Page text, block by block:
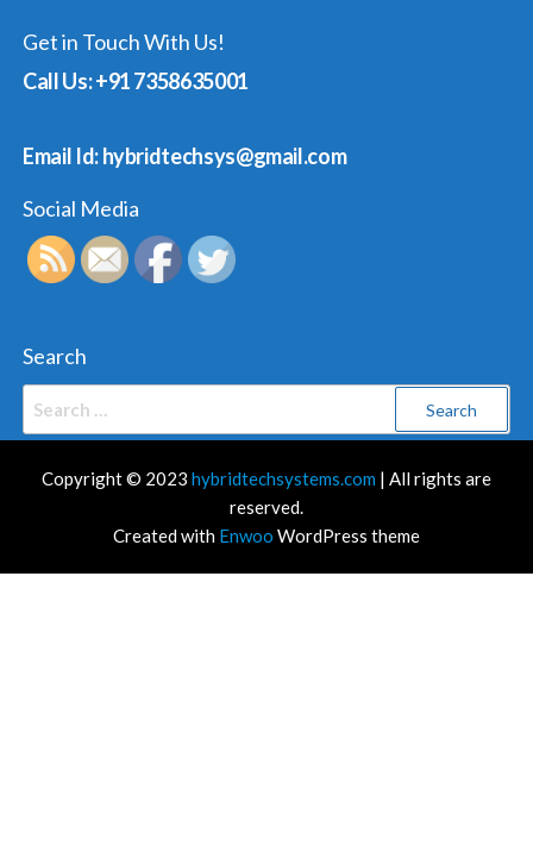
Get in Touch With Us!
Call Us: +91 7358635001
Email Id: hybridtechsys@gmail.com
Social Media
Search
Copyright © 2023 hybridtechsystems.com | All rights are
reserved.
Created with Enwoo WordPress theme